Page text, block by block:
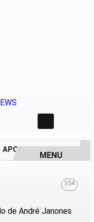
DRA. RAISSA
MENU
354